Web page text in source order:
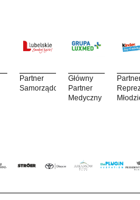
Partner
Samorządowy
Główny
Partner
Medyczny